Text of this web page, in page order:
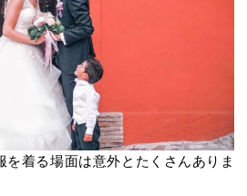
を着る場面は意外とたくさんありま